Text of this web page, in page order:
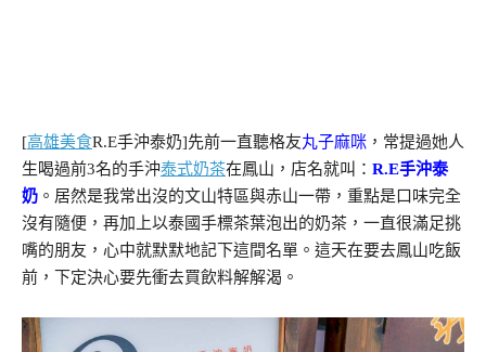
[高雄美食R.E手沖泰奶]先前一直聽格友丸子麻咪 ，常提過她人
生喝過前3名的手沖泰式奶茶在鳳山，店名就叫： R.E手沖泰
奶 。居然是我常出沒的文山特區與赤山一帶，重點是口味完全
沒有隨便，再加上以泰國手標茶葉泡出的奶茶，一直很滿足挑
嘴的朋友，心中就默默地記下這間名單。這天在要去鳳山吃飯
前，下定決心要先衝去買飲料解解渴。